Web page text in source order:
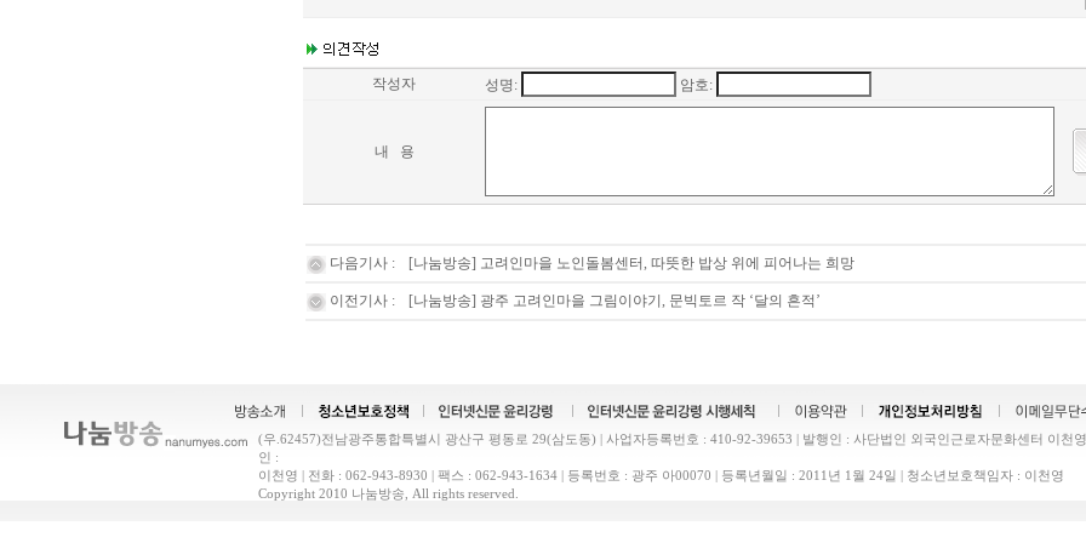
작성자 성명: 암호:
내 용
다음기사 : [나눔방송] 고려인마을 노인돌봄센터, 따뜻한 밥상 위에 피어나는 희망
이전기사 : [나눔방송] 광주 고려인마을 그림이야기, 문빅토르 작 ‘달의 흔적’
(우.62457)전남광주통합특별시 광산구 평동로 29(삼도동) | 사업자등록번호 : 410-92-39653 | 발행인 : 사단법인 외국인근로자문화센터 이천
인 :
이천영 | 전화 : 062-943-8930 | 팩스 : 062-943-1634 | 등록번호 : 광주 아00070 | 등록년월일 : 2011년 1월 24일 | 청소년보호책임자 : 이천영
Copyright 2010 나눔방송, All rights reserved.